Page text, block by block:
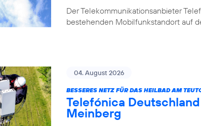
Der Telekommunikationsanbieter
bestehenden Mobilfunkstandort auf
04. August 2026
BESSERES NETZ FÜR DAS HEILBAD AM
Telefónica
Meinberg